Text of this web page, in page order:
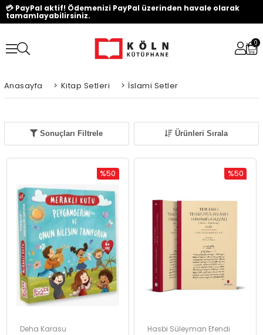
💳 PayPal aktif! Ödemenizi PayPal üzerinden havale olarak
tamamlayabilirsiniz.
0
Anasayfa > Kitap Setleri > İslami Setler
Sonuçları Filtrele Ürünleri Sırala
Deha Karasu
%50
%50İndirim
Hasbi Süleyman Efendi
%50